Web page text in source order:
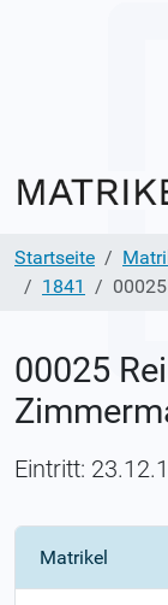
Startseite
1841
00025
Eintritt:
Matrikel